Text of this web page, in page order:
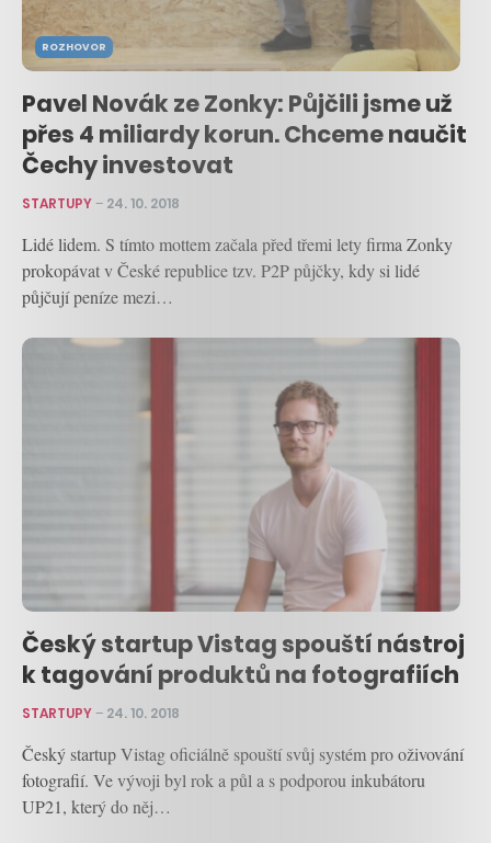
ROZHOVOR
Pavel Novák ze Zonky: Půjčili jsme už
přes 4 miliardy korun. Chceme naučit
Čechy investovat
STARTUPY– 24. 10. 2018
Lidé lidem. S tímto mottem začala před třemi lety firma Zonky
prokopávat v České republice tzv. P2P půjčky, kdy si lidé
půjčují peníze mezi…
Český startup Vistag spouští nástroj
k tagování produktů na fotografiích
STARTUPY– 24. 10. 2018
Český startup Vistag oficiálně spouští svůj systém pro oživování
fotografií. Ve vývoji byl rok a půl a s podporou inkubátoru
UP21, který do něj…